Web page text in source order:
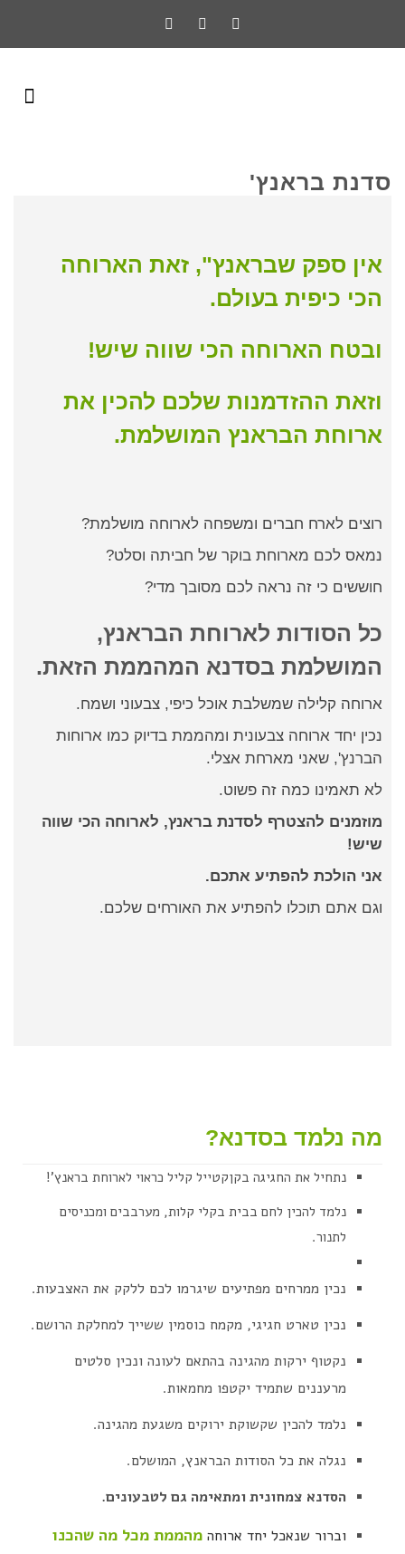
סדנת בראנץ'
אין ספק שבראנץ", זאת הארוחה
הכי כיפית בעולם.
ובטח הארוחה הכי שווה שיש!
וזאת ההזדמנות שלכם להכין את
ארוחת הבראנץ המושלמת.
רוצים לארח חברים ומשפחה לארוחה מושלמת?
נמאס לכם מארוחת בוקר של חביתה וסלט?
חוששים כי זה נראה לכם מסובך מדי?
כל הסודות לארוחת הבראנץ,
המושלמת בסדנא המהממת הזאת.
ארוחה קלילה שמשלבת אוכל כיפי, צבעוני ושמח.
נכין יחד ארוחה צבעונית ומהממת בדיוק כמו ארוחות
הברנץ', שאני מארחת אצלי.
לא תאמינו כמה זה פשוט.
מוזמנים להצטרף לסדנת בראנץ, לארוחה הכי שווה
שיש!
אני הולכת להפתיע אתכם.
וגם אתם תוכלו להפתיע את האורחים שלכם.
מה נלמד בסדנא?
נתחיל את החגיגה בקןקטייל קליל כראוי לארוחת בראנץ'!
נלמד להכין לחם בבית בקלי קלות, מערבבים ומכניסים
לתנור.
נכין ממרחים מפתיעים שיגרמו לכם ללקק את האצבעות.
נכין טארט חגיגי, מקמח כוסמין ששייך למחלקת הרושם.
נקטוף ירקות מהגינה בהתאם לעונה ונכין סלטים
מרעננים שתמיד יקטפו מחמאות.
נלמד להכין שקשוקת ירוקים משגעת מהגינה.
נגלה את כל הסודות הבראנץ, המושלם.
הסדנא צמחונית ומתאימה גם לטבעונים.
וברור שנאכל יחד ארוחה מהממת מכל מה שהכנו